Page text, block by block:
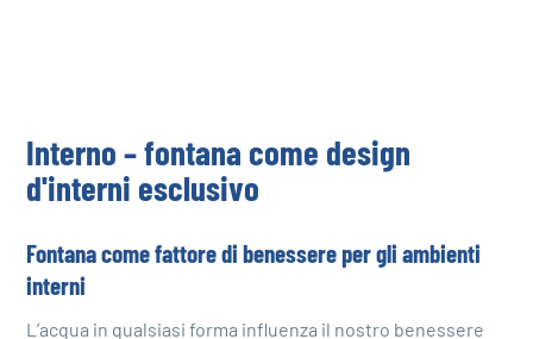
Interno – fontana come design
d'interni esclusivo
Fontana come fattore di benessere per gli ambienti
interni
L’acqua in qualsiasi forma influenza il nostro benessere